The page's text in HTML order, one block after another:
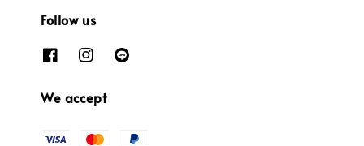
Follow us
We accept